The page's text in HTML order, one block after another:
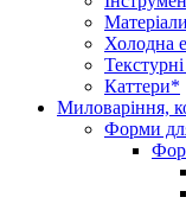
Холодна
Каттери*
Миловаріння,
Форми